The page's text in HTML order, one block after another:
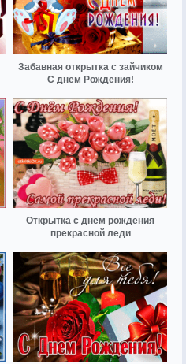
Забавная открытка с зайчиком
С днем Рождения!
Открытка с днём рождения
прекрасной леди